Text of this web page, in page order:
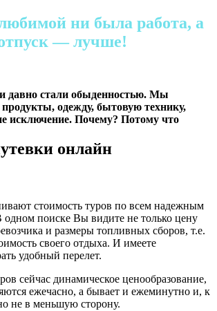
ни была работа, а
— лучше!
давно стали обыденностью. Мы
одежду, бытовую технику,
исключение. Почему? Потому что
онлайн
стоимость туров по всем надежным
поиске Вы видите не только цену
и размеры топливных сборов, т.е.
своего отдыха. И имеете
удобный перелет.
сейчас динамическое ценообразование,
ежечасно, а бывает и ежеминутно и, к
не в меньшую сторону.